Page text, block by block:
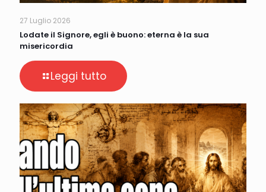
27 Luglio 2026
Lodate il Signore, egli è buono: eterna è la sua
misericordia
Leggi tutto